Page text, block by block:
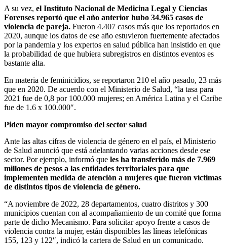
A su vez, el Instituto Nacional de Medicina Legal y Ciencias
Forenses reportó que el año anterior hubo 34.965 casos de
violencia de pareja. Fueron 4.407 casos más que los reportados en
2020, aunque los datos de ese año estuvieron fuertemente afectados
por la pandemia y los expertos en salud pública han insistido en que
la probabilidad de que hubiera subregistros en distintos eventos es
bastante alta.
En materia de feminicidios, se reportaron 210 el año pasado, 23 más
que en 2020. De acuerdo con el Ministerio de Salud, “la tasa para
2021 fue de 0,8 por 100.000 mujeres; en América Latina y el Caribe
fue de 1.6 x 100.000″.
Piden mayor compromiso del sector salud
Ante las altas cifras de violencia de género en el país, el Ministerio
de Salud anunció que está adelantando varias acciones desde ese
sector. Por ejemplo, informó que les ha transferido más de 7.969
millones de pesos a las entidades territoriales para que
implementen medida de atención a mujeres que fueron víctimas
de distintos tipos de violencia de género.
“A noviembre de 2022, 28 departamentos, cuatro distritos y 300
municipios cuentan con al acompañamiento de un comité que forma
parte de dicho Mecanismo. Para solicitar apoyo frente a casos de
violencia contra la mujer, están disponibles las líneas telefónicas
155, 123 y 122″, indicó la cartera de Salud en un comunicado.